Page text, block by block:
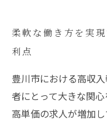
柔軟な働き方を実
利点
豊川市における高収
者にとって大きな関
高単価の求人が増加